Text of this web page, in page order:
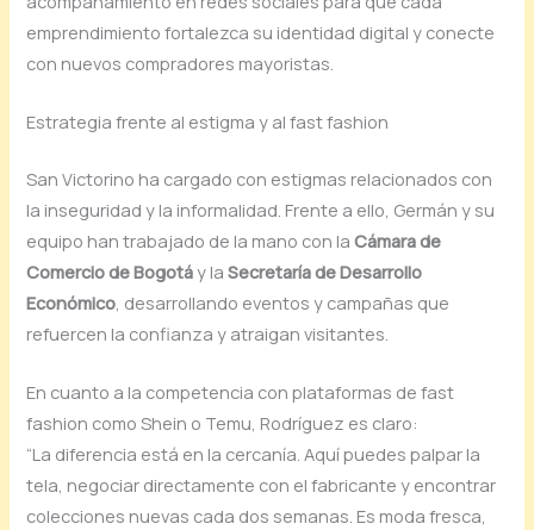
emprendimiento fortalezca su identidad digital y conecte
con nuevos compradores mayoristas.
Estrategia frente al estigma y al fast fashion
San Victorino ha cargado con estigmas relacionados con
la inseguridad y la informalidad. Frente a ello, Germán y su
equipo han trabajado de la mano con laCámara de
Comercio de Bogotáy laSecretaría de Desarrollo
Económico , desarrollando eventos y campañas que
refuercen la confianza y atraigan visitantes.
En cuanto a la competencia con plataformas de fast
fashion como Shein o Temu, Rodríguez es claro:
“La diferencia está en la cercanía. Aquí puedes palpar la
tela, negociar directamente con el fabricante y encontrar
colecciones nuevas cada dos semanas. Es moda fresca,